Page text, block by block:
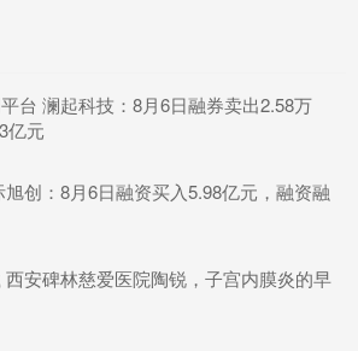
台 澜起科技：8月6日融券卖出2.58万
亿元
创：8月6日融资买入5.98亿元，融资融
安碑林慈爱医院陶锐，子宫内膜炎的早